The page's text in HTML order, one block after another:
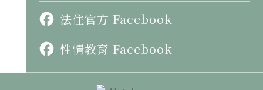
法住官方 Facebook
性情教育 Facebook